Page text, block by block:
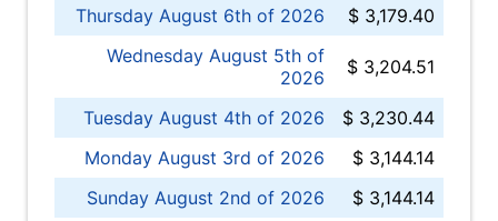
Thursday August 6th of 2026
$ 3,179.40
Wednesday August 5th of
2026
$ 3,204.51
Tuesday August 4th of 2026
$ 3,230.44
Monday August 3rd of 2026
$ 3,144.14
Sunday August 2nd of 2026
$ 3,144.14